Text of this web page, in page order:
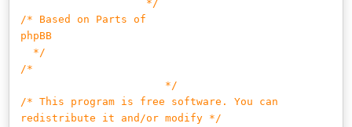
*/
/* Based on Parts of
phpBB
*/
/*
*/
/* This program is free software. You can
redistribute it and/or modify */